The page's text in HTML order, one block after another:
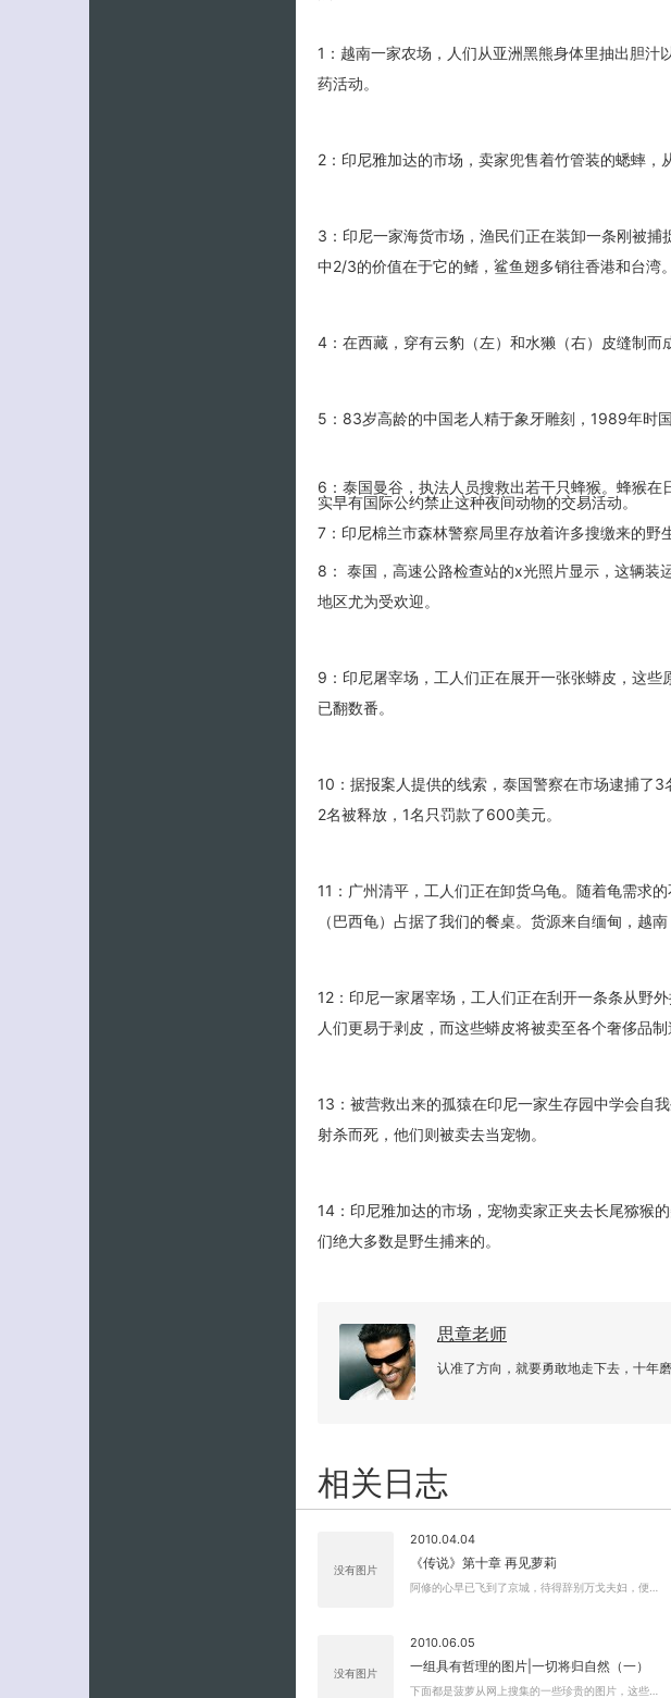
1：越南一家农场，人们从亚洲黑熊身体里抽出胆
药活动。
2：印尼雅加达的市场，卖家兜售着竹管装的蟋蟀，
3：印尼一家海货市场，渔民们正在装卸一条刚被
中2/3的价值在于它的鳍，鲨鱼翅多销往香港和台湾。
4：在西藏，穿有云豹（左）和水獭（右）皮缝制而
5：83岁高龄的中国老人精于象牙雕刻，1989年时
6：泰国曼谷，执法人员搜救出若干只蜂猴。蜂猴
实早有国际公约禁止这种夜间动物的交易活动。
7：印尼棉兰市森林警察局里存放着许多搜缴来的野
8： 泰国，高速公路检查站的x光照片显示，这辆装
地区尤为受欢迎。
9：印尼屠宰场，工人们正在展开一张张蟒皮，这
已翻数番。
10：据报案人提供的线索，泰国警察在市场逮捕了
2名被释放，1名只罚款了600美元。
11：广州清平，工人们正在卸货乌龟。随着龟需求
（巴西龟）占据了我们的餐桌。货源来自缅甸，越
12：印尼一家屠宰场，工人们正在刮开一条条从野
人们更易于剥皮，而这些蟒皮将被卖至各个奢侈品制
13：被营救出来的孤猿在印尼一家生存园中学会自
射杀而死，他们则被卖去当宠物。
14：印尼雅加达的市场，宠物卖家正夹去长尾猕猴
们绝大多数是野生捕来的。
思章老师
认准了方向，就要勇敢地走下去，十年
相关日志
没有图片
2010.04.04
《传说》第十章 再见萝莉
阿修的心早已飞到了京城，待得辞别万戈夫妇，便…
没有图片
2010.06.05
一组具有哲理的图片|一切将归自然（一）
下面都是菠萝从网上搜集的一些珍贵的图片，这些…